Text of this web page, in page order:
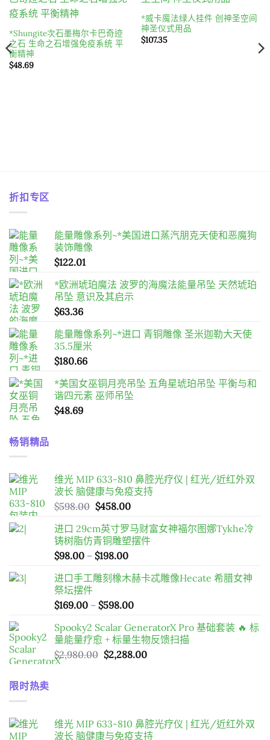
Add to
*Shungite次石墨梅尔卡巴奇迹
之石 生命之石增强免疫系统 平
衡精神
$48.69
wishlist
*威卡魔法绿人挂件 创神圣空间
神圣仪式用品
$107.35
折扣专区
能量雕像系列~*美国进口蒸汽朋克天使和恶魔狗
装饰雕像
$122.01
*欧洲琥珀魔法 波罗的海魔法能量吊坠 天然琥珀
吊坠 意识及其启示
$63.36
能量雕像系列~*进口 青铜雕像 圣米迦勒大天使
35.5厘米
$180.66
*美国女巫铜月亮吊坠 五角星琥珀吊坠 平衡与和
谐四元素 巫师吊坠
$48.69
畅销精品
维光 MIP 633-810 鼻腔光疗仪 | 红光/近红外双
波长 脑健康与免疫支持
$598.00 原
價
格：
$598.00。
$458.00目
價
格：
进口 29cm英寸罗马财富女神福尔图娜Tykhe冷
铸树脂仿青铜雕塑摆件
$98.00 – $198.00價
範
$98.00
$198.00
进口手工雕刻橡木赫卡忒雕像Hecate 希腊女神
祭坛摆件
$169.00 – $598.00價
範
圍：
$169.00
Spooky2 Scalar GeneratorX Pro 基础套装 🔥 标
量能量疗愈 + 标量生物反馈扫描
$2,980.00 原
$2,288.00目
限时热卖
维光 MIP 633-810 鼻腔光疗仪 | 红光/近红外双
波长 脑健康与免疫支持